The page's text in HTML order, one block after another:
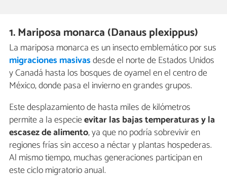
1. Mariposa monarca (Danaus plexippus)
La mariposa monarca es un insecto emblemático por sus
migraciones masivasdesde el norte de Estados Unidos
y Canadá hasta los bosques de oyamel en el centro de
México, donde pasa el invierno en grandes grupos.
Este desplazamiento de hasta miles de kilómetros
permite a la especieevitar las bajas temperaturas y la
escasez de alimento, ya que no podría sobrevivir en
regiones frías sin acceso a néctar y plantas hospederas.
Al mismo tiempo, muchas generaciones participan en
este ciclo migratorio anual.